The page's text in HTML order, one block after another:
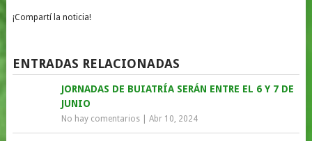
¡Compartí la noticia!
ENTRADAS RELACIONADAS
JORNADAS DE BUIATRÍA SERÁN ENTRE EL 6 Y 7 DE
JUNIO
No hay comentarios| Abr 10, 2024